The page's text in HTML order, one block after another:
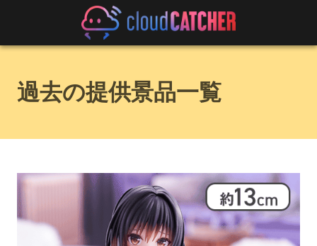
過去の提供景品一覧